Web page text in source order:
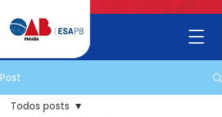
Post
Todos posts